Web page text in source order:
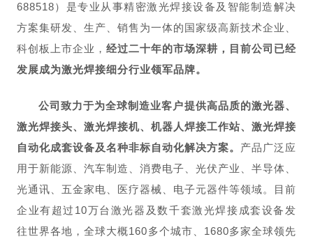
688518）是专业从事精密激光焊接设备及智能制造解决
方案集研发、生产、销售为一体的国家级高新技术企业、
科创板上市企业， 经过二十年的市场深耕，目前公司已经
发展成为激光焊接细分行业领军品牌。
公司致力于为全球制造业客户提供高品质的激光器、
激光焊接头、激光焊接机、机器人焊接工作站、激光焊接
自动化成套设备及名种非标自动化解决方案。 产品广泛应
用于新能源、汽车制造、消费电子、光伏产业、半导体、
光通讯、五金家电、医疗器械、电子元器件等领域。目前
企业有超过10万台激光器及数千套激光焊接成套设备发
往世界各地，全球大概160多个城市、1680多家全球领先